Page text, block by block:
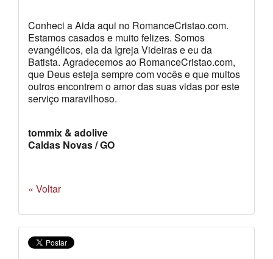
Conheci a Aida aqui no RomanceCristao.com.
Estamos casados e muito felizes. Somos
evangélicos, ela da Igreja Videiras e eu da
Batista. Agradecemos ao RomanceCristao.com,
que Deus esteja sempre com vocês e que muitos
outros encontrem o amor das suas vidas por este
serviço maravilhoso.
tommix & adolive
Caldas Novas / GO
« Voltar